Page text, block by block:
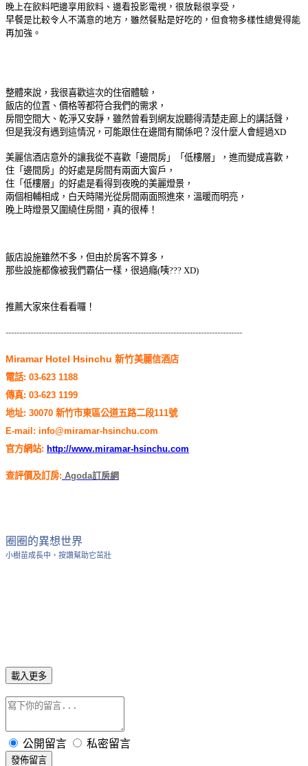
晚上在飲料吧邊享用飲料、邊看投影電視，很放鬆很享受，
早餐是比較令人不滿意的地方，雖然餐點是好吃的，但食物多樣性總覺得能
再加強。
整體來說，我很喜歡這次的住宿體驗，
飯店的位置、價格等都符合我們的需求，
房間空間大、乾淨又安靜，雖然曾看到網友說聽得清楚走廊上的講話聲，
但是我沒有遇到這情況，可能跟住在邊間有關係吧？沒什麼人會經過XD
美麗信酒店意外的讓我從不喜歡「邊間房」「低樓層」，進而變成喜歡，
住「邊間房」的好處是房間有兩面大窗戶，
住「低樓層」的好處是看得到夜晚的美麗燈景，
兩個相輔相成，白天時陽光從房間兩面照進來，溫暖而明亮，
晚上時燈景又圍繞住房間，真的很棒！
飯店設施雖然不多，但由於房客不算多，
那些設施都像被我們霸佔一樣，很過癮(咦??? XD)
推薦大家來住看看囉！
--------------------------------------------------------------------------------------
Miramar Hotel Hsinchu 新竹美麗信酒店
電話: 03-623 1188
傳真: 03-623 1199
地址: 30070 新竹市東區公道五路二段111號
E-mail: info@miramar-hsinchu.com
官方網站: http://www.miramar-hsinchu.com
查評價及訂房: Agoda訂房網
圈圈的異想世界
小樹苗成長中，按讚幫助它茁壯
載入更多
公開留言 私密留言
發佈留言